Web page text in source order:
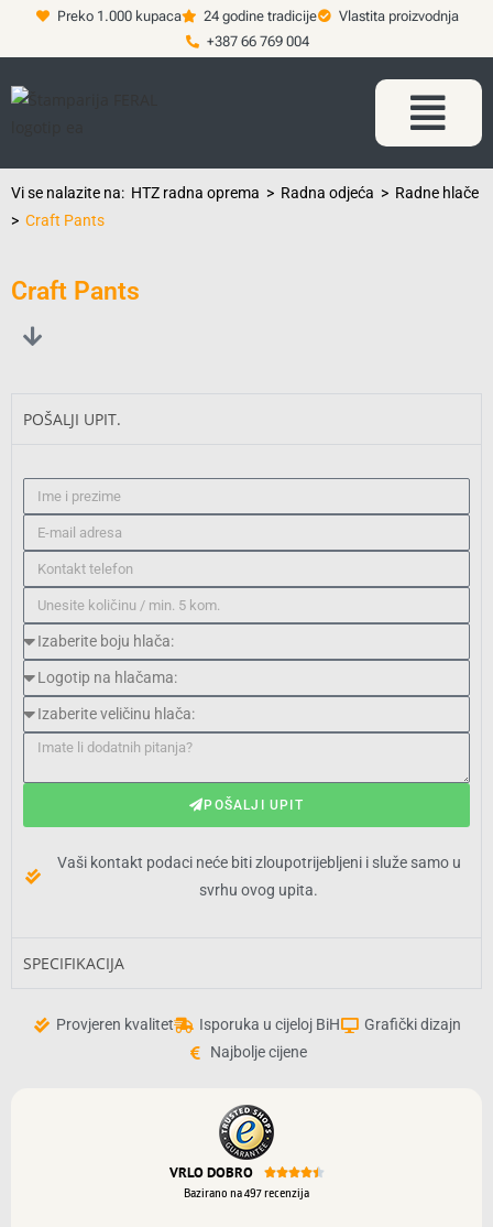
Preko 1.000 kupaca 24 godine tradicije
Vlastita proizvodnja
+387 66 769 004
Vi se nalazite na: HTZ radna oprema > Radna odjeća > Radne hlače
> Craft Pants
Craft Pants
POŠALJI UPIT.
POŠALJI UPIT
Vaši kontakt podaci neće biti zloupotrijebljeni i služe samo u
svrhu ovog upita.
SPECIFIKACIJA
Provjeren kvalitet Isporuka u cijeloj BiH
Grafički dizajn
Najbolje cijene
VRLO DOBRO 
Bazirano na 497 recenzija